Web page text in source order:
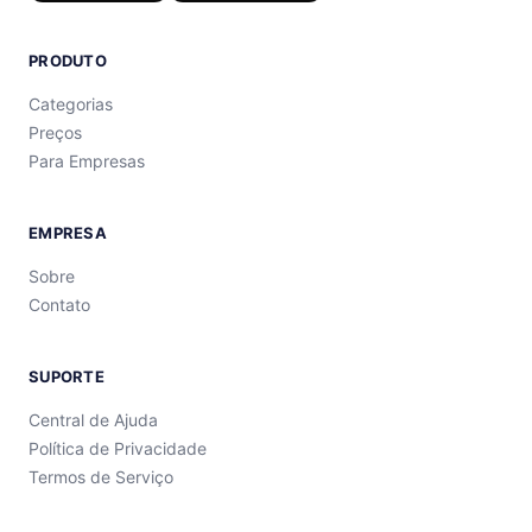
PRODUTO
Categorias
Preços
Para Empresas
EMPRESA
Sobre
Contato
SUPORTE
Central de Ajuda
Política de Privacidade
Termos de Serviço